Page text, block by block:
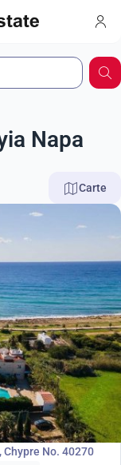
Napa
Carte
No. 40270